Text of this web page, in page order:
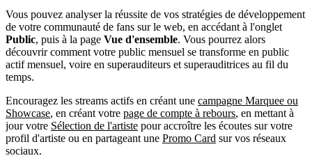
Vous pouvez analyser la réussite de vos stratégies de développement
de votre communauté de fans sur le web, en accédant à l'onglet
Public, puis à la page Vue d'ensemble. Vous pourrez alors
découvrir comment votre public mensuel se transforme en public
actif mensuel, voire en superauditeurs et superauditrices au fil du
temps.
Encouragez les streams actifs en créant une campagne Marquee ou
Showcase, en créant votre page de compte à rebours, en mettant à
jour votre Sélection de l'artiste pour accroître les écoutes sur votre
profil d'artiste ou en partageant une Promo Card sur vos réseaux
sociaux.